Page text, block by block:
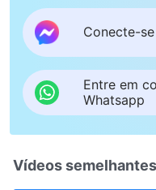
Conecte-
Entre em
Whatsapp
Vídeos semelhantes